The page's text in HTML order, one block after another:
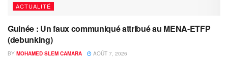
ACTUALITÉ
Guinée : Un faux communiqué attribué au MENA-ETFP
(debunking)
BY MOHAMED SLEM CAMARA AOÛT 7, 2026